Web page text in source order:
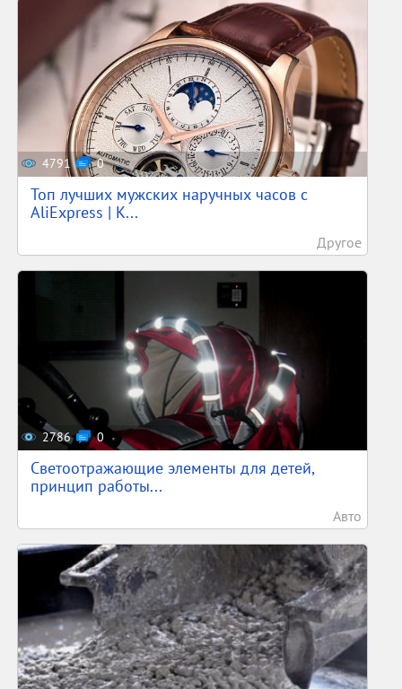
4791 0
Топ лучших мужских наручных часов с
AliExpress | К...
Другое
2786 0
Светоотражающие элементы для детей,
принцип работы...
Авто